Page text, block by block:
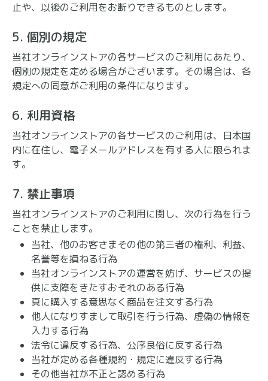
止や、以後のご利用をお断りできるものとします。
5. 個別の規定
当社オンラインストアの各サービスのご利用にあたり、
個別の規定を定める場合がございます。その場合は、各
規定への同意がご利用の条件になります。
6. 利用資格
当社オンラインストアの各サービスのご利用は、日本国
内に在住し、電子メールアドレスを有する人に限られま
す。
7. 禁止事項
当社オンラインストアのご利用に関し、次の行為を行う
ことを禁止します。
当社、他のお客さまその他の第三者の権利、利益、
名誉等を損ねる行為
当社オンラインストアの運営を妨げ、サービスの提
供に支障をきたすおそれのある行為
真に購入する意思なく商品を注文する行為
他人になりすまして取引を行う行為、虚偽の情報を
入力する行為
法令に違反する行為、公序良俗に反する行為
当社が定める各種規約・規定に違反する行為
その他当社が不正と認める行為